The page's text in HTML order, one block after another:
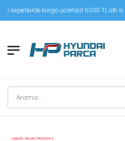
kargo ücretsiz! 5000 TL altı